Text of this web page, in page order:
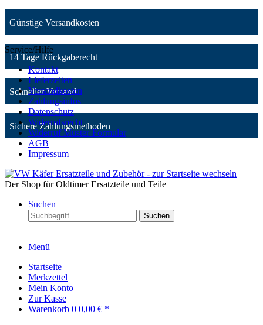
Günstige Versandkosten
14 Tage Rückgaberecht
Schneller Versand
Sichere Zahlungsmethoden
Service/Hilfe
Kontakt
Lieferzeiten
Versandkosten
Zahlungsinfos
Datenschutz
Widerrufsrecht
Widerruf Muster-Formular
AGB
Impressum
Der Shop für Oldtimer Ersatzteile und Teile
Suchen
Suchen
Menü
Startseite
Merkzettel
Mein Konto
Zur Kasse
Warenkorb 0 0,00 € *